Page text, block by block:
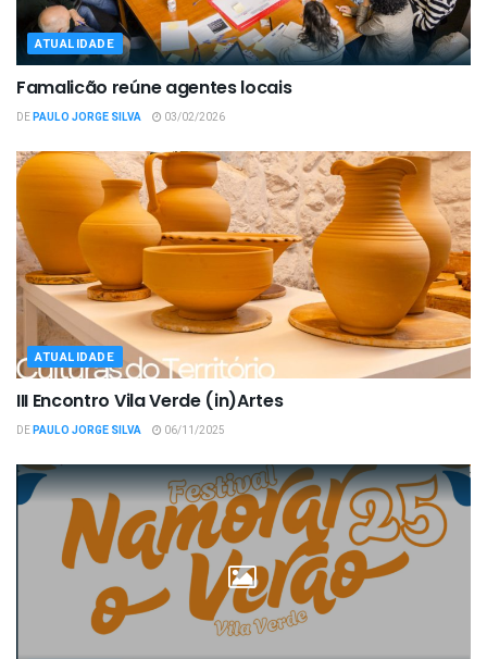
ATUALIDADE
Famalicão reúne agentes locais
DEPAULO JORGE SILVA 03/02/2026
ATUALIDADE
III Encontro Vila Verde (in)Artes
DEPAULO JORGE SILVA 06/11/2025